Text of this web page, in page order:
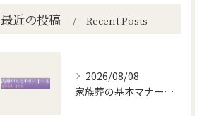
最近の投稿 Recent Posts
2026/08/08
家族葬の基本マナーと注意点